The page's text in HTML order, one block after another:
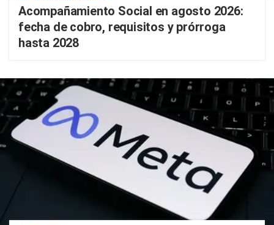
Acompañamiento Social en agosto 2026:
fecha de cobro, requisitos y prórroga
hasta 2028